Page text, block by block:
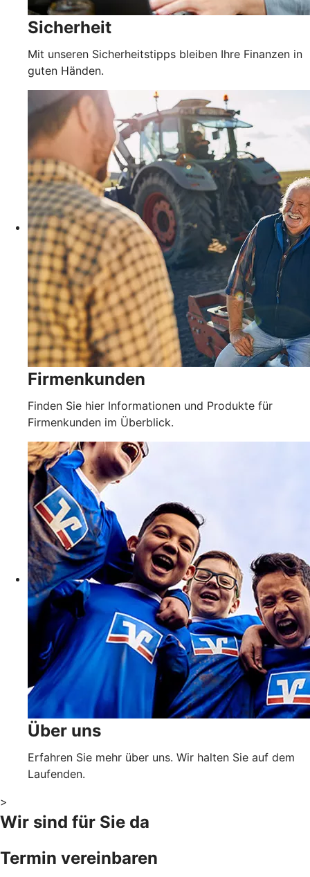
Sicherheit
Mit unseren Sicherheitstipps bleiben Ihre Finanzen in
guten Händen.
Firmenkunden
Finden Sie hier Informationen und Produkte für
Firmenkunden im Überblick.
Über uns
Erfahren Sie mehr über uns. Wir halten Sie auf dem
Laufenden.
>
Wir sind für Sie da
Termin vereinbaren